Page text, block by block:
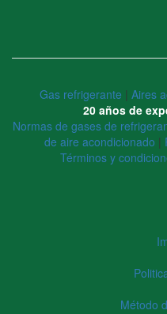
Gas refrigerante | Aires
20 años de
Normas de gases de
de aire acondicionado |
Términos y
Método